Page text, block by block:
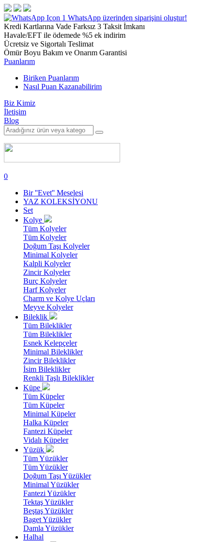
1 WhatsApp üzerinden siparişini oluştur!
Kredi Kartlarına Vade Farksız 3 Taksit İmkanı
Havale/EFT ile ödemede %5 ek indirim
Ücretsiz ve Sigortalı Teslimat
Ömür Boyu Bakım ve Onarım Garantisi
Puanlarım
Biriken Puanlarım
Nasıl Puan Kazanabilirim
Biz Kimiz
İletişim
Blog
0
Bir ''Evet'' Meselesi
YAZ KOLEKSİYONU
Set
Kolye
Tüm Kolyeler
Tüm Kolyeler
Doğum Taşı Kolyeler
Minimal Kolyeler
Kalpli Kolyeler
Zincir Kolyeler
Burç Kolyeler
Harf Kolyeler
Charm ve Kolye Uçları
Meyve Kolyeler
Bileklik
Tüm Bileklikler
Tüm Bileklikler
Esnek Kelepçeler
Minimal Bileklikler
Zincir Bileklikler
İsim Bileklikler
Renkli Taşlı Bileklikler
Küpe
Tüm Küpeler
Tüm Küpeler
Minimal Küpeler
Halka Küpeler
Fantezi Küpeler
Vidalı Küpeler
Yüzük
Tüm Yüzükler
Tüm Yüzükler
Doğum Taşı Yüzükler
Minimal Yüzükler
Fantezi Yüzükler
Tektaş Yüzükler
Beştaş Yüzükler
Baget Yüzükler
Damla Yüzükler
Halhal